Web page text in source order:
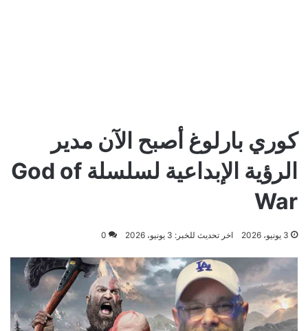
كوري بارلوغ أصبح الآن مدير
الرؤية الإبداعية لسلسلة God of
War
3 يونيو، 2026 اخر تحديث للخبر: 3 يونيو، 2026 0